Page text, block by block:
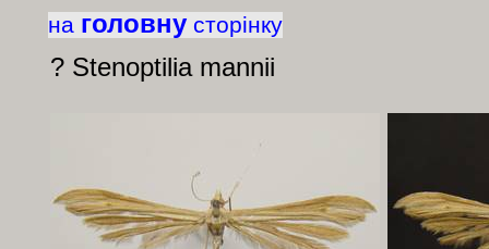
на головну сторінку
? Stenoptilia mannii